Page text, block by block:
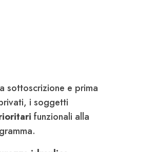
sottoscrizione e prima
i soggetti
funzionali alla